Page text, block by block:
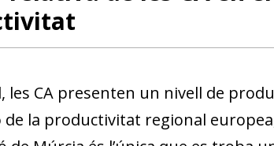
les CA presenten un nivell de
la productivitat regional